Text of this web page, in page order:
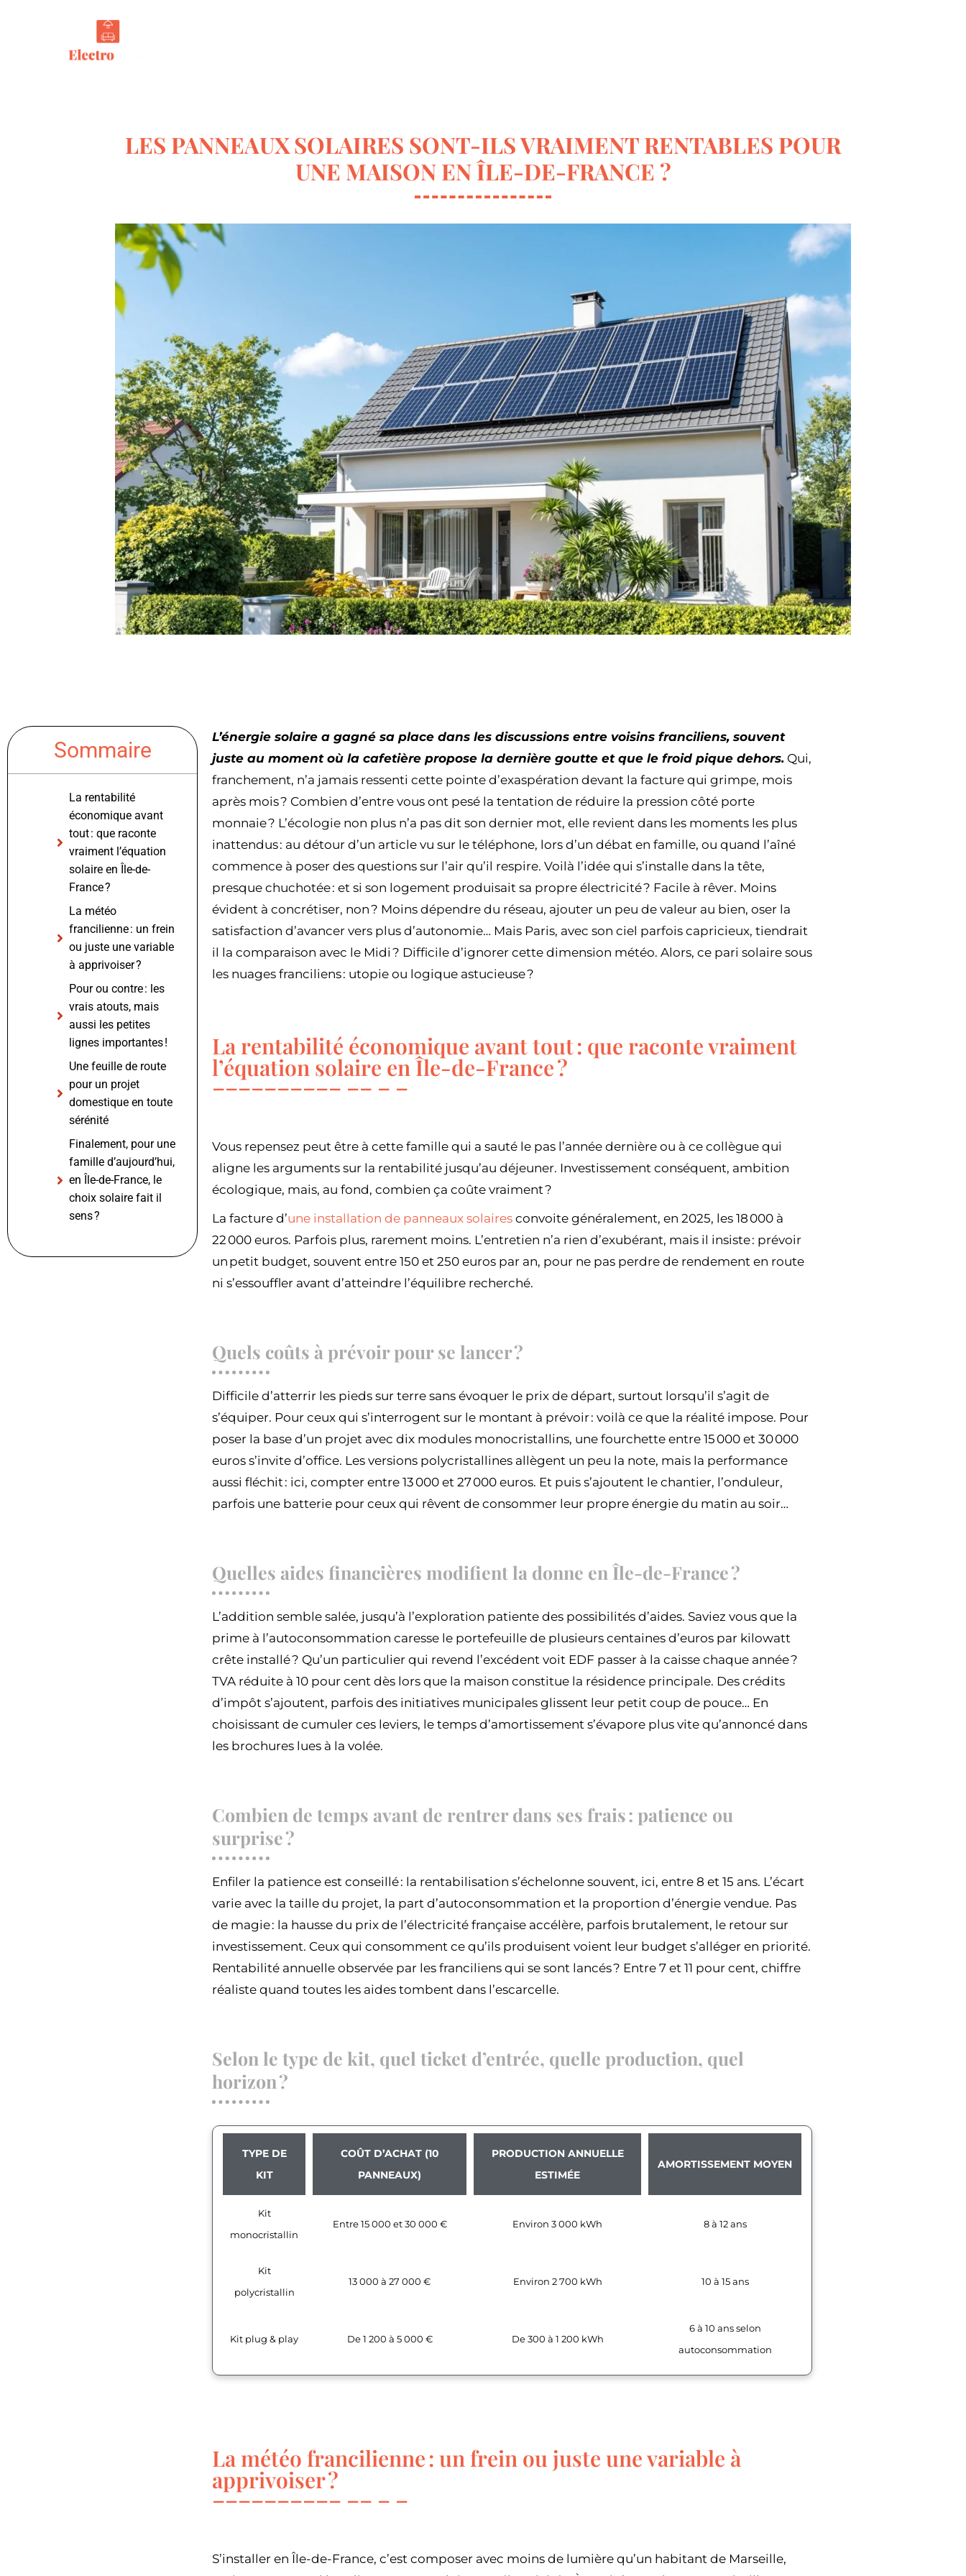
LES PANNEAUX SOLAIRES SONT-ILS VRAIMENT RENTABLES POUR
UNE MAISON EN ÎLE-DE-FRANCE ?
Sommaire
La rentabilité
économique avant
tout : que raconte
vraiment l’équation
solaire en Île-de-
France ?
La météo
francilienne : un frein
ou juste une variable
à apprivoiser ?
Pour ou contre : les
vrais atouts, mais
aussi les petites
lignes importantes !
Une feuille de route
pour un projet
domestique en toute
sérénité
Finalement, pour une
famille d’aujourd’hui,
en Île-de-France, le
choix solaire fait il
sens ?
L’énergie solaire a gagné sa place dans les discussions entre voisins franciliens, souvent
juste au moment où la cafetière propose la dernière goutte et que le froid pique dehors. Qui,
franchement, n’a jamais ressenti cette pointe d’exaspération devant la facture qui grimpe, mois
après mois ? Combien d’entre vous ont pesé la tentation de réduire la pression côté porte
monnaie ? L’écologie non plus n’a pas dit son dernier mot, elle revient dans les moments les plus
inattendus : au détour d’un article vu sur le téléphone, lors d’un débat en famille, ou quand l’aîné
commence à poser des questions sur l’air qu’il respire. Voilà l’idée qui s’installe dans la tête,
presque chuchotée : et si son logement produisait sa propre électricité ? Facile à rêver. Moins
évident à concrétiser, non ? Moins dépendre du réseau, ajouter un peu de valeur au bien, oser la
satisfaction d’avancer vers plus d’autonomie… Mais Paris, avec son ciel parfois capricieux, tiendrait
il la comparaison avec le Midi ? Difficile d’ignorer cette dimension météo. Alors, ce pari solaire sous
les nuages franciliens : utopie ou logique astucieuse ?
La rentabilité économique avant tout : que raconte vraiment
l’équation solaire en Île-de-France ?
Vous repensez peut être à cette famille qui a sauté le pas l’année dernière ou à ce collègue qui
aligne les arguments sur la rentabilité jusqu’au déjeuner. Investissement conséquent, ambition
écologique, mais, au fond, combien ça coûte vraiment ?
La facture d’une installation de panneaux solaires convoite généralement, en 2025, les 18 000 à
22 000 euros. Parfois plus, rarement moins. L’entretien n’a rien d’exubérant, mais il insiste : prévoir
un petit budget, souvent entre 150 et 250 euros par an, pour ne pas perdre de rendement en route
ni s’essouffler avant d’atteindre l’équilibre recherché.
Quels coûts à prévoir pour se lancer ?
Difficile d’atterrir les pieds sur terre sans évoquer le prix de départ, surtout lorsqu’il s’agit de
s’équiper. Pour ceux qui s’interrogent sur le montant à prévoir : voilà ce que la réalité impose. Pour
poser la base d’un projet avec dix modules monocristallins, une fourchette entre 15 000 et 30 000
euros s’invite d’office. Les versions polycristallines allègent un peu la note, mais la performance
aussi fléchit : ici, compter entre 13 000 et 27 000 euros. Et puis s’ajoutent le chantier, l’onduleur,
parfois une batterie pour ceux qui rêvent de consommer leur propre énergie du matin au soir…
Quelles aides financières modifient la donne en Île-de-France ?
L’addition semble salée, jusqu’à l’exploration patiente des possibilités d’aides. Saviez vous que la
prime à l’autoconsommation caresse le portefeuille de plusieurs centaines d’euros par kilowatt
crête installé ? Qu’un particulier qui revend l’excédent voit EDF passer à la caisse chaque année ?
TVA réduite à 10 pour cent dès lors que la maison constitue la résidence principale. Des crédits
d’impôt s’ajoutent, parfois des initiatives municipales glissent leur petit coup de pouce… En
choisissant de cumuler ces leviers, le temps d’amortissement s’évapore plus vite qu’annoncé dans
les brochures lues à la volée.
Combien de temps avant de rentrer dans ses frais : patience ou
surprise ?
Enfiler la patience est conseillé : la rentabilisation s’échelonne souvent, ici, entre 8 et 15 ans. L’écart
varie avec la taille du projet, la part d’autoconsommation et la proportion d’énergie vendue. Pas
de magie : la hausse du prix de l’électricité française accélère, parfois brutalement, le retour sur
investissement. Ceux qui consomment ce qu’ils produisent voient leur budget s’alléger en priorité.
Rentabilité annuelle observée par les franciliens qui se sont lancés ? Entre 7 et 11 pour cent, chiffre
réaliste quand toutes les aides tombent dans l’escarcelle.
Selon le type de kit, quel ticket d’entrée, quelle production, quel
horizon ?
TYPE DE
KIT
COÛT D’ACHAT (10
PANNEAUX)
PRODUCTION ANNUELLE
ESTIMÉE
AMORTISSEMENT MOYEN
Kit
monocristallin
Entre 15 000 et 30 000 € Environ 3 000 kWh 8 à 12 ans
Kit
polycristallin
13 000 à 27 000 € Environ 2 700 kWh 10 à 15 ans
Kit plug & play De 1 200 à 5 000 € De 300 à 1 200 kWh
6 à 10 ans selon
autoconsommation
La météo francilienne : un frein ou juste une variable à
apprivoiser ?
S’installer en Île-de-France, c’est composer avec moins de lumière qu’un habitant de Marseille,